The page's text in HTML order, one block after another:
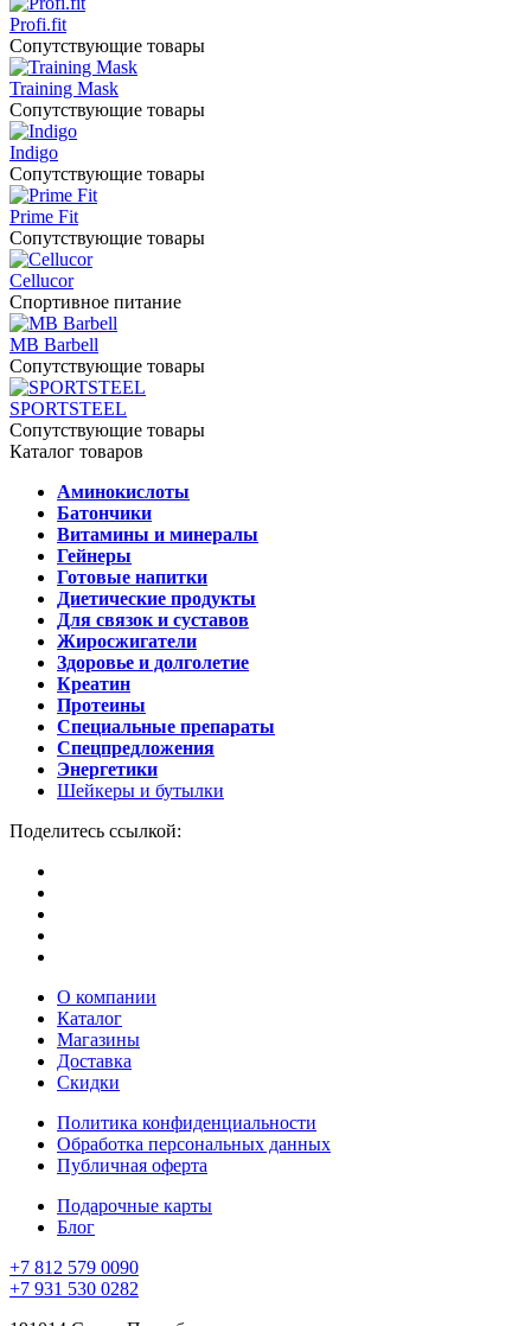
Profi.fit
Сопутствующие товары
Training Mask
Сопутствующие товары
Indigo
Сопутствующие товары
Prime Fit
Сопутствующие товары
Cellucor
Спортивное питание
MB Barbell
Сопутствующие товары
SPORTSTEEL
Сопутствующие товары
Каталог товаров
Аминокислоты
Батончики
Витамины и минералы
Гейнеры
Готовые напитки
Диетические продукты
Для связок и суставов
Жиросжигатели
Здоровье и долголетие
Креатин
Протеины
Специальные препараты
Спецпредложения
Энергетики
Шейкеры и бутылки
Поделитесь ссылкой:
О компании
Каталог
Магазины
Доставка
Скидки
Политика конфиденциальности
Обработка персональных данных
Публичная оферта
Подарочные карты
Блог
+7 812 579 0090
+7 931 530 0282